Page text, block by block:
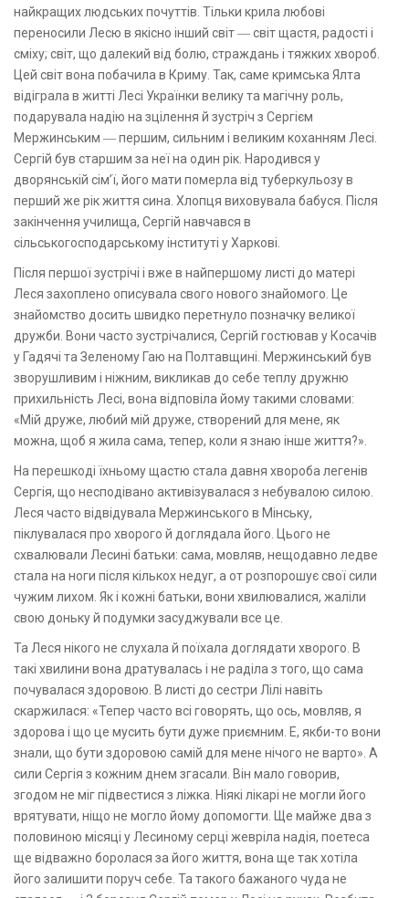
найкращих людських почуттів. Тільки крила любові
переносили Лесю в якісно інший світ ― світ щастя, радості і
сміху; світ, що далекий від болю, страждань і тяжких хвороб.
Цей світ вона побачила в Криму. Так, саме кримська Ялта
відіграла в житті Лесі Українки велику та магічну роль,
подарувала надію на зцілення й зустріч з Сергієм
Мержинським ― першим, сильним і великим коханням Лесі.
Сергій був старшим за неї на один рік. Народився у
дворянській сім’ї, його мати померла від туберкульозу в
перший же рік життя сина. Хлопця виховувала бабуся. Після
закінчення училища, Сергій навчався в
сільськогосподарському інституті у Харкові.
Після першої зустрічі і вже в найпершому листі до матері
Леся захоплено описувала свого нового знайомого. Це
знайомство досить швидко перетнуло позначку великої
дружби. Вони часто зустрічалися, Сергій гостював у Косачів
у Гадячі та Зеленому Гаю на Полтавщині. Мержинський був
зворушливим і ніжним, викликав до себе теплу дружню
прихильність Лесі, вона відповіла йому такими словами:
«Мій друже, любий мій друже, створений для мене, як
можна, щоб я жила сама, тепер, коли я знаю інше життя?».
На перешкоді їхньому щастю стала давня хвороба легенів
Сергія, що несподівано активізувалася з небувалою силою.
Леся часто відвідувала Мержинського в Мінську,
піклувалася про хворого й доглядала його. Цього не
схвалювали Лесині батьки: сама, мовляв, нещодавно ледве
стала на ноги після кількох недуг, а от розпорошує свої сили
чужим лихом. Як і кожні батьки, вони хвилювалися, жаліли
свою доньку й подумки засуджували все це.
Та Леся нікого не слухала й поїхала доглядати хворого. В
такі хвилини вона дратувалась і не раділа з того, що сама
почувалася здоровою. В листі до сестри Лілі навіть
скаржилася: «Тепер часто всі говорять, що ось, мовляв, я
здорова і що це мусить бути дуже приємним. Е, якби-то вони
знали, що бути здоровою самій для мене нічого не варто». А
сили Сергія з кожним днем згасали. Він мало говорив,
згодом не міг підвестися з ліжка. Ніякі лікарі не могли його
врятувати, ніщо не могло йому допомогти. Ще майже два з
половиною місяці у Лесиному серці жевріла надія, поетеса
ще відважно боролася за його життя, вона ще так хотіла
його залишити поруч себе. Та такого бажаного чуда не